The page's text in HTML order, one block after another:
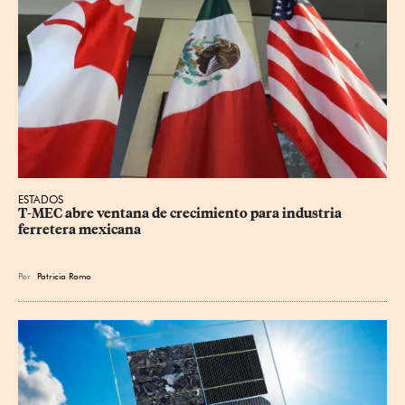
ESTADOS
T-MEC abre ventana de crecimiento para industria
ferretera mexicana
Por Patricia Romo